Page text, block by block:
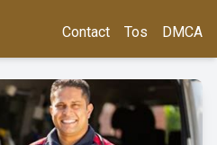
Contact Tos DMCA